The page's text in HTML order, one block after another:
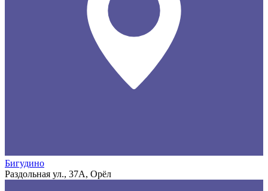
Бигудино
Раздольная ул., 37А, Орёл